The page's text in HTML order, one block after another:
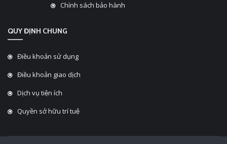
Chính sách bảo hành
QUY ĐỊNH CHUNG
Điều khoản sử dụng
Điều khoản giao dịch
Dịch vụ tiện ích
Quyền sở hữu trí tuệ